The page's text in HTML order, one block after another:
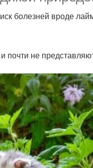
болезней вроде
не